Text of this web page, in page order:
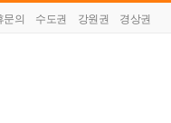
문의 수도권 강원권
경상권